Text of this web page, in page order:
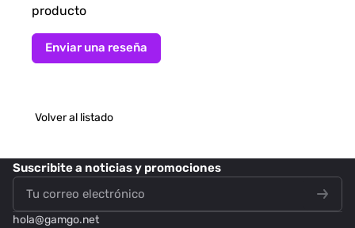
producto
Enviar una reseña
Volver al listado
Suscribitea noticias y promociones
hola@gamgo.net